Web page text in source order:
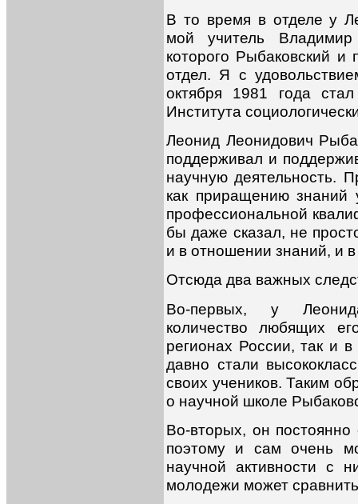
В то время в отделе у
мой учитель Владимир
которого Рыбаковский и
отдел. Я с
октября 1981 года
Института
Леонид Леонидович
поддерживал и
научную деятельность.
как приращению
профессиональной
бы даже сказал, не
и в отношении знаний, и
Отсюда два важных
Во-первых, у
количество любящих
регионах России, так и
давно стали
своих учеников. Таким
о научной школе
Во-вторых, он
поэтому и сам очень
научной активности с
молодежи может